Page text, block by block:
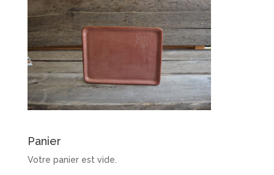
Panier
Votre panier est vide.